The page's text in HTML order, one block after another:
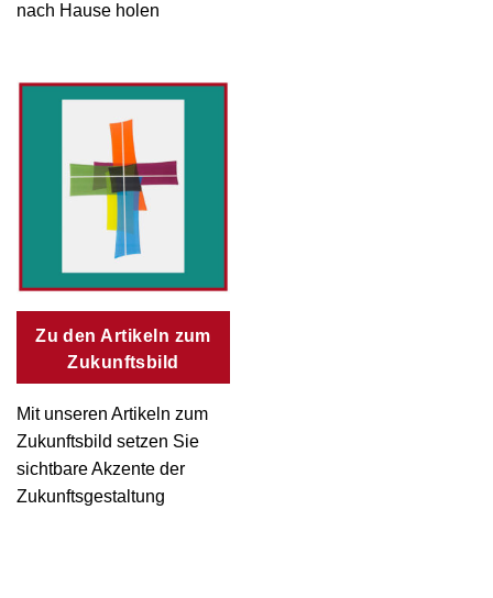
nach Hause holen
Zu den Artikeln zum
Zukunftsbild
Mit unseren Artikeln zum
Zukunftsbild setzen Sie
sichtbare Akzente der
Zukunftsgestaltung